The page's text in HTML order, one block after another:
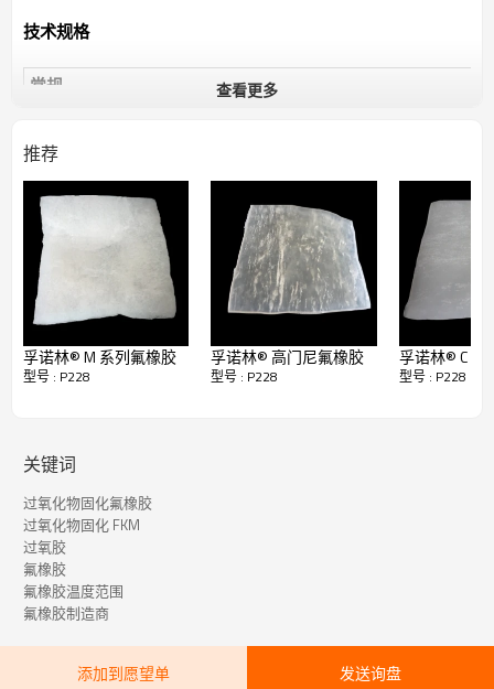
技术规格
常规
用途
轴密封件，油封，垫片，O型圈；挤出
或压延成型
形式
白色或淡黄色胶片
项目
典型值
测试方法
物理特性
氟含量（mass%）
门尼粘度
含水量（％）
注：如需获取技术规格书，请联系我们！
查看更多
推荐
孚诺林® M 系列氟橡胶
型号 : P228
孚诺林® 高门尼氟橡胶
型号 : P228
孚诺林® C 系
型号 : P228
关键词
过氧化物固化氟橡胶
过氧化物固化 FKM
过氧胶
氟橡胶
氟橡胶温度范围
氟橡胶制造商
添加到愿望单 发送询盘